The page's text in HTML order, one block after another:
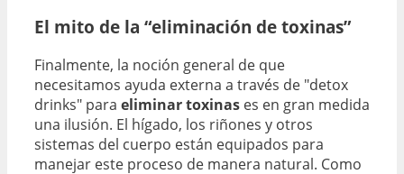
El mito de la “eliminación de toxinas”
Finalmente, la noción general de que
necesitamos ayuda externa a través de "detox
drinks" para eliminar toxinas es en gran medida
una ilusión. El hígado, los riñones y otros
sistemas del cuerpo están equipados para
manejar este proceso de manera natural. Como